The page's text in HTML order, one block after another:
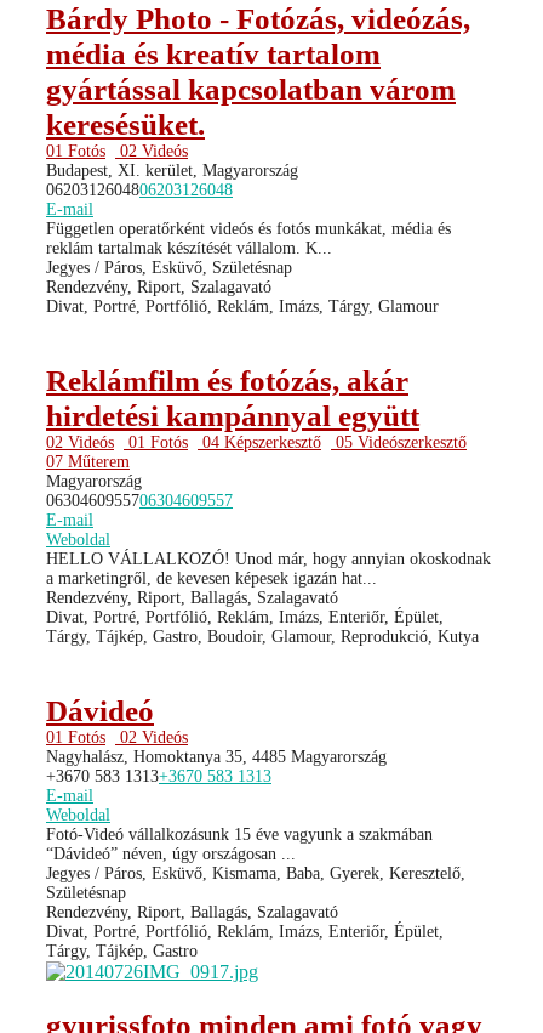
Bárdy Photo - Fotózás, videózás,
média és kreatív tartalom
gyártással kapcsolatban várom
keresésüket.
01 Fotós
02 Videós
Budapest, XI. kerület, Magyarország
0620312604806203126048
E-mail
Független operatőrként videós és fotós munkákat, média és
reklám tartalmak készítését vállalom. K...
Jegyes / Páros, Esküvő, Születésnap
Rendezvény, Riport, Szalagavató
Divat, Portré, Portfólió, Reklám, Imázs, Tárgy, Glamour
Reklámfilm és fotózás, akár
hirdetési kampánnyal együtt
02 Videós 01 Fotós 04 Képszerkesztő
05 Videószerkesztő
07 Műterem
Magyarország
0630460955706304609557
E-mail
Weboldal
HELLO VÁLLALKOZÓ! Unod már, hogy annyian okoskodnak
a marketingről, de kevesen képesek igazán hat...
Rendezvény, Riport, Ballagás, Szalagavató
Divat, Portré, Portfólió, Reklám, Imázs, Enteriőr, Épület,
Tárgy, Tájkép, Gastro, Boudoir, Glamour, Reprodukció, Kutya
Dávideó
01 Fotós
02 Videós
Nagyhalász, Homoktanya 35, 4485 Magyarország
+3670 583 1313+3670 583 1313
E-mail
Weboldal
Fotó-Videó vállalkozásunk 15 éve vagyunk a szakmában
“Dávideó” néven, úgy országosan ...
Jegyes / Páros, Esküvő, Kismama, Baba, Gyerek, Keresztelő,
Születésnap
Rendezvény, Riport, Ballagás, Szalagavató
Divat, Portré, Portfólió, Reklám, Imázs, Enteriőr, Épület,
Tárgy, Tájkép, Gastro
gyurissfoto minden ami fotó vagy